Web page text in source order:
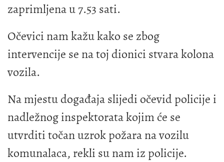
zaprimljena u 7.53 sati.
Očevici nam kažu kako se zbog
intervencije se na toj dionici stvara kolona
vozila.
Na mjestu događaja slijedi očevid policije i
nadležnog inspektorata kojim će se
utvrditi točan uzrok požara na vozilu
komunalaca, rekli su nam iz policije.